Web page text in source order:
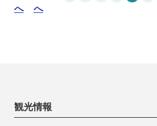
へ
へ
観光情報